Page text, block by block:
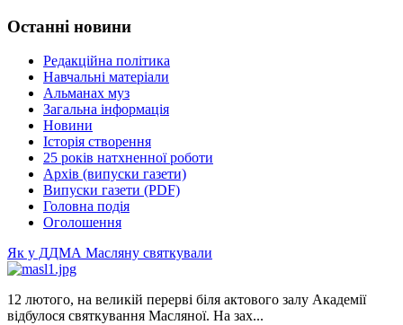
Останні новини
Редакційна політика
Навчальні матеріали
Альманах муз
Загальна інформація
Новини
Історія створення
25 років натхненної роботи
Архів (випуски газети)
Випуски газети (PDF)
Головна подія
Оголошення
Як у ДДМА Масляну святкували
12 лютого, на великій перерві біля актового залу Академії
відбулося святкування Масляної. На зах...